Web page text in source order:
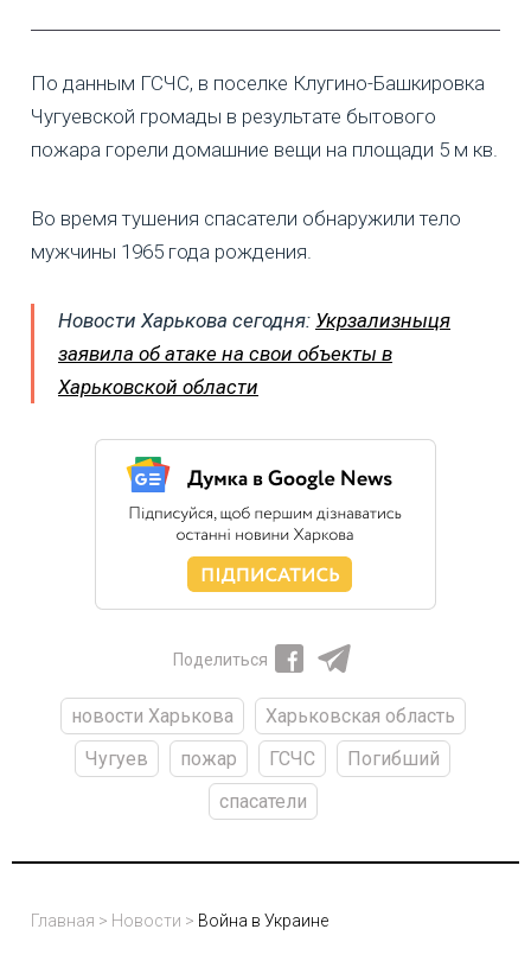
По данным ГСЧС, в поселке Клугино-Башкировка
Чугуевской громады в результате бытового
пожара горели домашние вещи на площади 5 м кв.
Во время тушения спасатели обнаружили тело
мужчины 1965 года рождения.
Новости Харькова сегодня: Укрзализныця
заявила об атаке на свои объекты в
Харьковской области
Поделиться
новости Харькова
Харьковская область
Чугуев
пожар ГСЧС
Погибший
спасатели
Главная > Новости > Война в Украине